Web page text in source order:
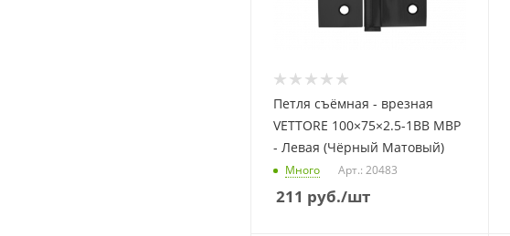
Петля съёмная - врезная
VETTORE 100×75×2.5-1BB MBP
- Левая (Чёрный Матовый)
Много Арт.: 20483
211 руб./шт